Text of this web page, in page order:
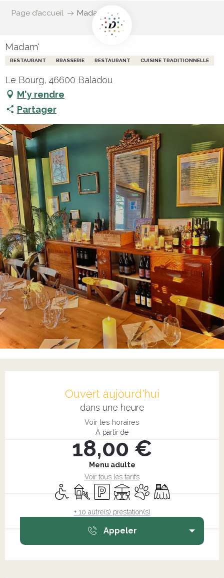
Page d’accueil Madam'
Madam'
RESTAURANT BRASSERIE RESTAURANT CUISINE TRADITIONNELLE
Le Bourg, 46600 Baladou
M'y rendre
Partager
Ouvert aujourd'hui
dans une heure
Voir les horaires
À partir de
18,00 €
Menu adulte
Voir tous les tarifs
Accès handicapés
Jeux pour enfants / Espace jeux
ParkingTerrasseAnimaux acceptés
Banquet
+ 10 autre(s) prestation(s)
Appeler